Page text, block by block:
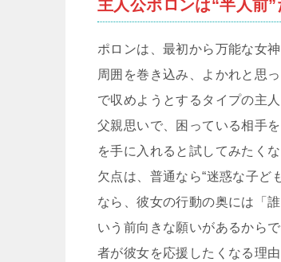
主人公ポロンは“半人前
ポロンは、最初から万能な女
周囲を巻き込み、よかれと思
で収めようとするタイプの主
父親思いで、困っている相手
を手に入れると試してみたく
欠点は、普通なら“迷惑な子ど
なら、彼女の行動の奥には「
いう前向きな願いがあるから
者が彼女を応援したくなる理